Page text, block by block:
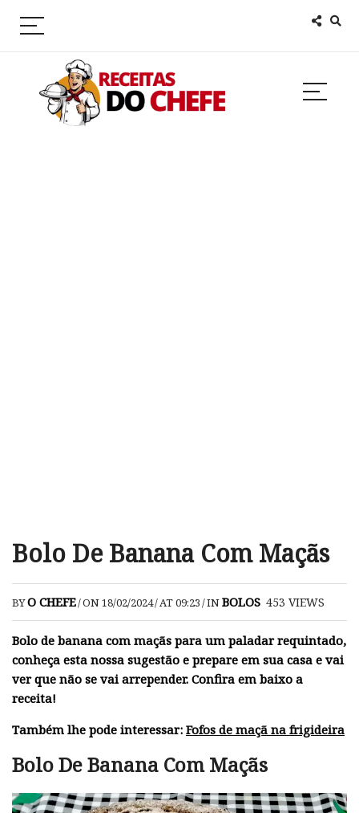
Bolo De Banana Com Maçãs
BYO CHEFE/ON 18/02/2024/AT 09:23/INBOLOS 453 VIEWS
Bolo de banana com maçãs para um paladar requintado,
conheça esta nossa sugestão e prepare em sua casa e vai
ver que não se vai arrepender. Confira em baixo a
receita!
Também lhe pode interessar: Fofos de maçã na frigideira
Bolo De Banana Com Maçãs